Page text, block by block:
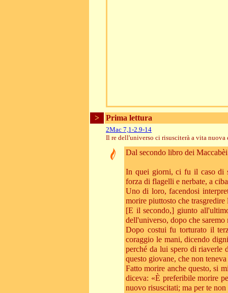
> Prima lettura
2Mac 7,1-2.9-14
Il re dell'universo ci risusciterà a vita nuova
Dal secondo libro dei Maccabèi
In quei giorni, ci fu il caso di
forza di flagelli e nerbate, a
Uno di loro, facendosi
morire piuttosto che
[E il secondo,] giunto
dell'universo, dopo che
Dopo costui fu torturato il
coraggio le mani, dicendo
perché da lui spero di riaverle
questo giovane, che non
Fatto morire anche questo, si
diceva: «È preferibile morire
nuovo risuscitati; ma per te